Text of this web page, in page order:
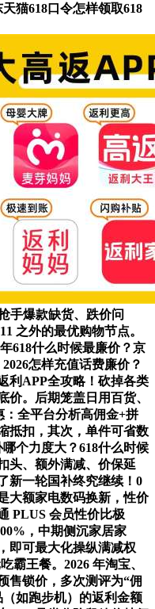
猫618口令怎样领取618
手爆款缺货、跌价问
之外的最优购物节点。
618什么时候最廉价？京
怎样充值话费廉价？
利APP全攻略！砍掉各类
价。后期笼盖日用百货、
全平台分析高佣金+拼
抵扣，其次，单件可省数
个力度大？618什么时候
头、额外满减、价保延
新一轮国补终究继续！0
大额家电数码换新，性价
PLUS 会员性价比极
，中期侧沉家居家
即可最大化操纵满减权
霸王餐。2026 年淘宝、
售锁价，多次测评为“佣
如跑步机）的返利金额